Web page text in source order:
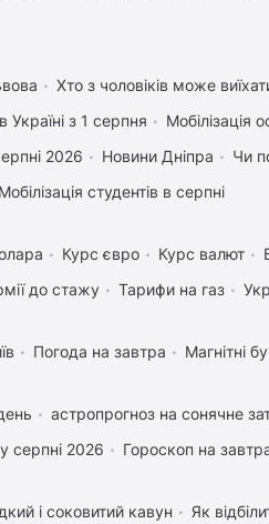
Хто з чоловіків може
Україні з 1 серпня Мобілізація
2026
Новини Дніпра Чи
Мобілізація студентів в серпні
Курс євро Курс валют
до стажу
Тарифи на газ
Погода на завтра Магнітні
астропрогноз на сонячне
серпні 2026
Гороскоп на
і соковитий кавун Як